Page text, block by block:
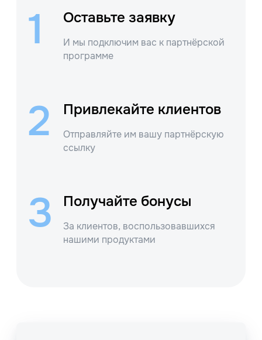
1 Оставьте заявку
И мы подключим вас к партнёрской
программе
2 Привлекайте клиентов
Отправляйте им вашу партнёрскую
ссылку
3 Получайте бонусы
За клиентов, воспользовавшихся
нашими продуктами